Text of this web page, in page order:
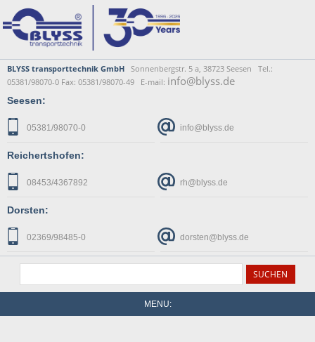
BLYSS transporttechnik GmbH Sonnenbergstr. 5 a, 38723 Seesen Tel.:
05381/98070-0 Fax: 05381/98070-49 E-mail: info@blyss.de
Seesen:
05381/98070-0 info@blyss.de
Reichertshofen:
08453/4367892 rh@blyss.de
Dorsten:
02369/98485-0 dorsten@blyss.de
MENU: